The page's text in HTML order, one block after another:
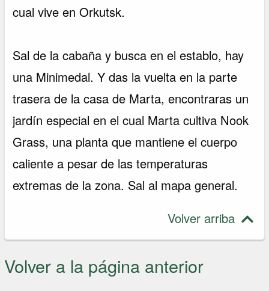
cual vive en Orkutsk.
Sal de la cabaña y busca en el establo, hay
una Minimedal. Y das la vuelta en la parte
trasera de la casa de Marta, encontraras un
jardín especial en el cual Marta cultiva Nook
Grass, una planta que mantiene el cuerpo
caliente a pesar de las temperaturas
extremas de la zona. Sal al mapa general.
Volver arriba
Volver a la página anterior